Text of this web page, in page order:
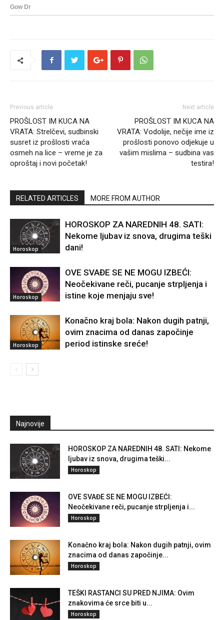
Previous article
PROŠLOST IM KUCA NA
VRATA: Strelčevi, sudbinski
susret iz prošlosti vraća
osmeh na lice – vreme je za
oproštaj i novi početak!
Next article
PROŠLOST IM KUCA NA
VRATA: Vodolije, nečije ime iz
prošlosti ponovo odjekuje u
vašim mislima – sudbina vas
testira!
RELATED ARTICLES MORE FROM AUTHOR
Horoskop
HOROSKOP ZA NAREDNIH 48. SATI:
Nekome ljubav iz snova, drugima teški
dani!
Horoskop
OVE SVAĐE SE NE MOGU IZBEĆI:
Neočekivane reči, pucanje strpljenja i
istine koje menjaju sve!
Horoskop
Konačno kraj bola: Nakon dugih patnji,
ovim znacima od danas započinje
period istinske sreće!
Najnovije
HOROSKOP ZA NAREDNIH 48. SATI: Nekome
ljubav iz snova, drugima teški...
Horoskop
OVE SVAĐE SE NE MOGU IZBEĆI:
Neočekivane reči, pucanje strpljenja i...
Horoskop
Konačno kraj bola: Nakon dugih patnji, ovim
znacima od danas započinje...
Horoskop
TEŠKI RASTANCI SU PRED NJIMA: Ovim
znakovima će srce biti u...
Horoskop